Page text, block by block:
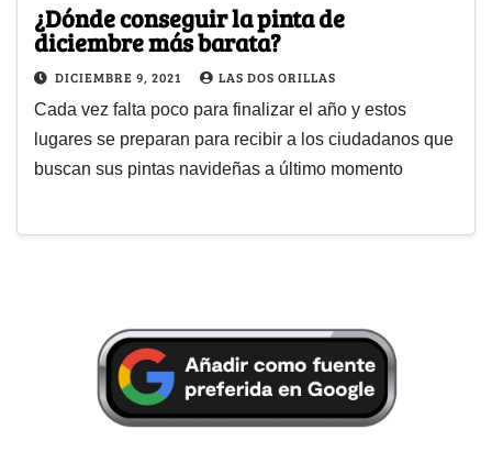
¿Dónde conseguir la pinta de
diciembre más barata?
DICIEMBRE 9, 2021 LAS DOS ORILLAS
Cada vez falta poco para finalizar el año y estos
lugares se preparan para recibir a los ciudadanos que
buscan sus pintas navideñas a último momento